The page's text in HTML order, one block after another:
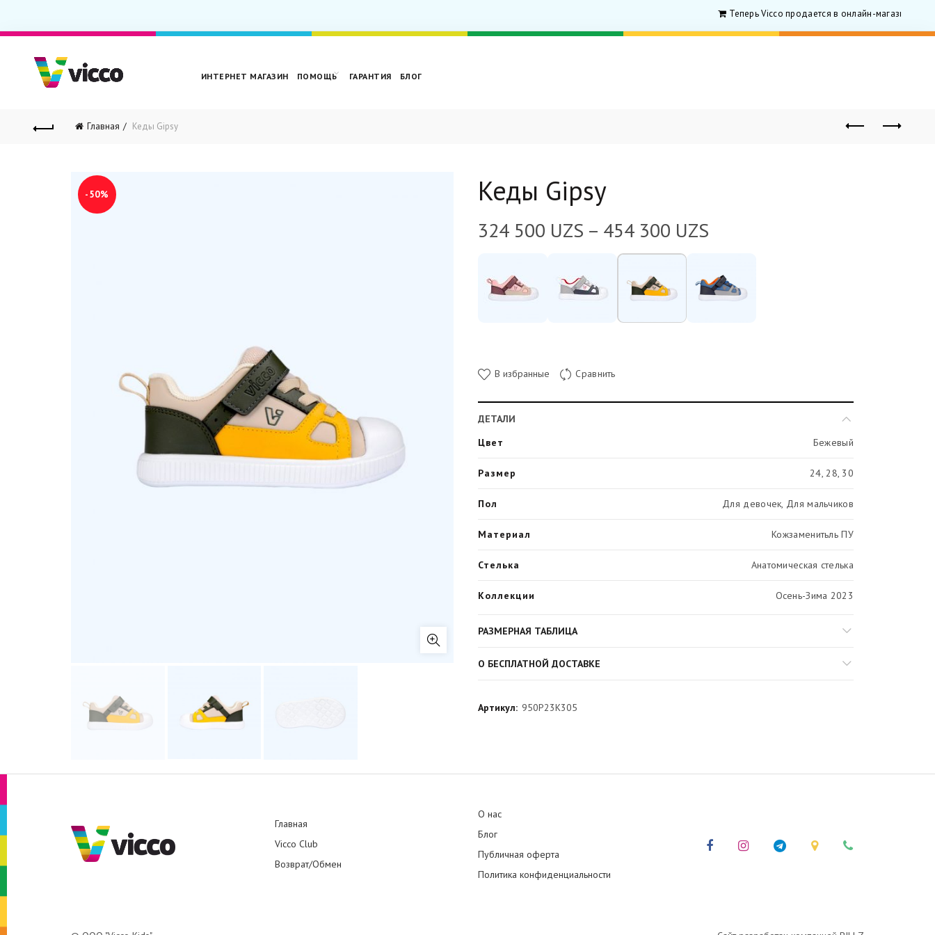
Теперь Vicco продается в онлайн-магазине для
ИНТЕРНЕТ МАГАЗИН ПОМОЩЬ ГАРАНТИЯ БЛОГ
Главная Кеды Gipsy
-50% Кеды Gipsy
324 500 UZS – 454 300 UZS
В избранные Сравнить
ДЕТАЛИ
Цвет
Бежевый
Размер 24, 28, 30
Пол Для девочек, Для мальчиков
Материал Кожзаменитьль ПУ
Стелька Анатомическая стелька
Коллекции Осень-Зима 2023
РАЗМЕРНАЯ ТАБЛИЦА
О БЕСПЛАТНОЙ ДОСТАВКЕ
Артикул: 950P23K305
Главная
Vicco Club
Возврат/Обмен
О нас
Блог
Публичная оферта
Политика конфиденциальности